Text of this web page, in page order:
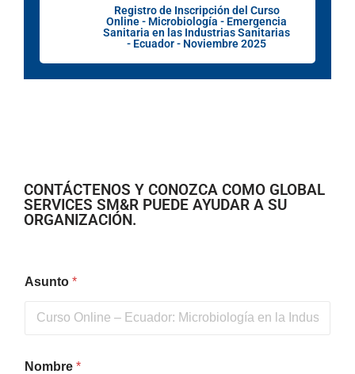
Registro de Inscripción del Curso
Online - Microbiología - Emergencia
Sanitaria en las Industrias Sanitarias
- Ecuador - Noviembre 2025
CONTÁCTENOS Y CONOZCA COMO GLOBAL
SERVICES SM&R PUEDE AYUDAR A SU
ORGANIZACIÓN.
Asunto *
Nombre *